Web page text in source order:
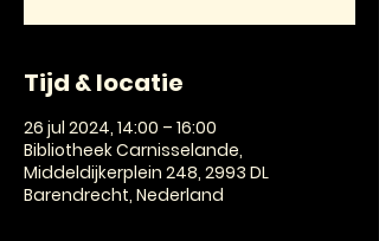
Tijd & locatie
26 jul 2024, 14:00 – 16:00
Bibliotheek Carnisselande,
Middeldijkerplein 248, 2993 DL
Barendrecht, Nederland